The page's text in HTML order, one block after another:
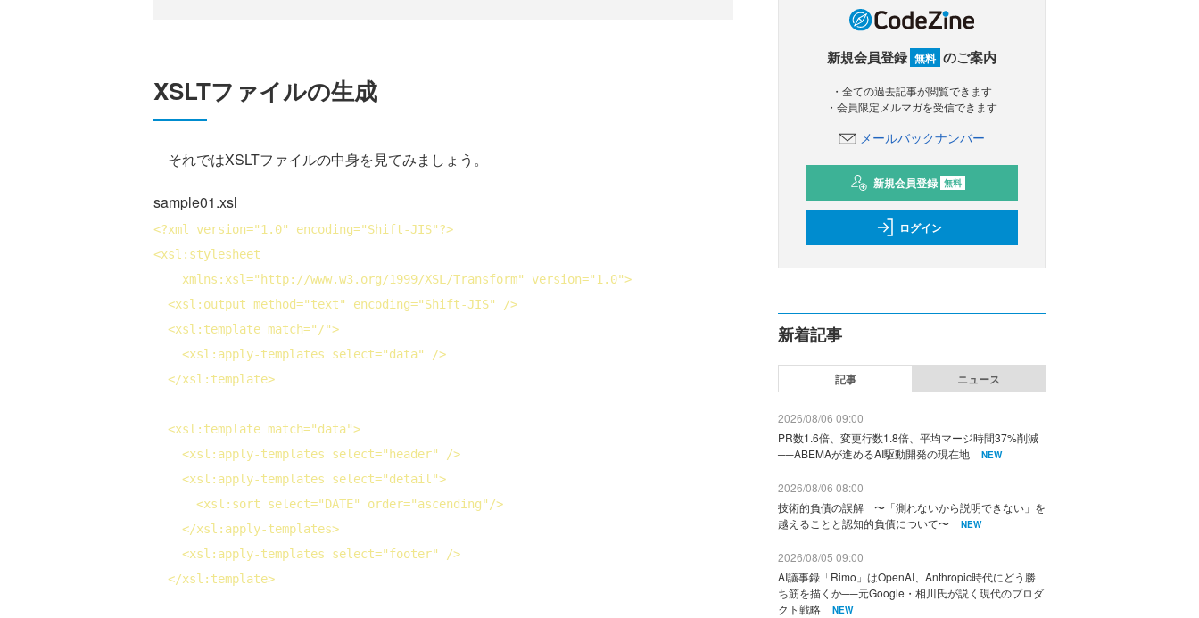
XSLTファイルの生成
それではXSLTファイルの中身を見てみましょう。
sample01.xsl
<?xml version="1.0" encoding="Shift-JIS"?>
<xsl:stylesheet
xmlns:xsl="http://www.w3.org/1999/XSL/Transform" version="1.0">
<xsl:output method="text" encoding="Shift-JIS" />
<xsl:template match="/">
<xsl:apply-templates select="data" />
</xsl:template>
<xsl:template match="data">
<xsl:apply-templates select="header" />
<xsl:apply-templates select="detail">
<xsl:sort select="DATE" order="ascending"/>
</xsl:apply-templates>
<xsl:apply-templates select="footer" />
</xsl:template>
新規会員登録 無料 のご案内
・全ての過去記事が閲覧できます
・会員限定メルマガを受信できます
メールバックナンバー
新規会員登録 無料
ログイン
新着記事
記事 ニュース
2026/08/06 09:00
PR数1.6倍、変更行数1.8倍、平均マージ時間37%削減
──ABEMAが進めるAI駆動開発の現在地
NEW
2026/08/06 08:00
技術的負債の誤解 〜「測れないから説明できない」を
越えることと認知的負債について〜
NEW
2026/08/05 09:00
AI議事録「Rimo」はOpenAI、Anthropic時代にどう勝
ち筋を描くか──元Google・相川氏が説く現代のプロダ
クト戦略
NEW